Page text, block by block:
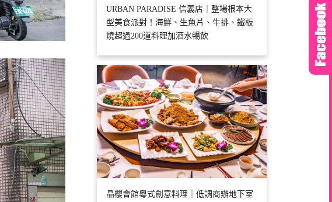
URBAN PARADISE 信義店｜整場根本大
型美食派對！海鮮、生魚片、牛排、鐵板
燒超過200道料理加酒水暢飲
晶櫻會館粵式創意料理｜低調商辦地下室